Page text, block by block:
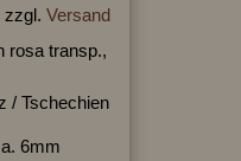
zzgl. Versand
rosa transp.,
/ Tschechien
6mm